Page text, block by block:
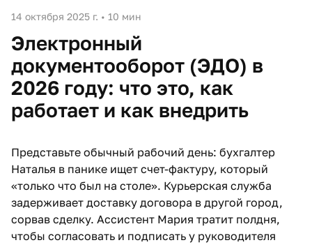
14 октября 2025 г. • 10 мин
Электронный
документооборот (ЭДО) в
2026 году: что это, как
работает и как внедрить
Представьте обычный рабочий день: бухгалтер
Наталья в панике ищет счет-фактуру, который
«только что был на столе». Курьерская служба
задерживает доставку договора в другой город,
сорвав сделку. Ассистент Мария тратит полдня,
чтобы согласовать и подписать у руководителя